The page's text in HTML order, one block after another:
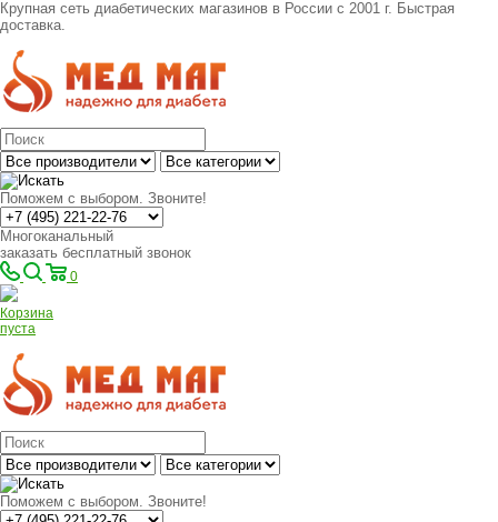
Крупная сеть диабетических магазинов в России с 2001 г. Быстрая
доставка.
Поможем с выбором. Звоните!
Многоканальный
заказать бесплатный звонок
0
Корзина
пуста
Поможем с выбором. Звоните!